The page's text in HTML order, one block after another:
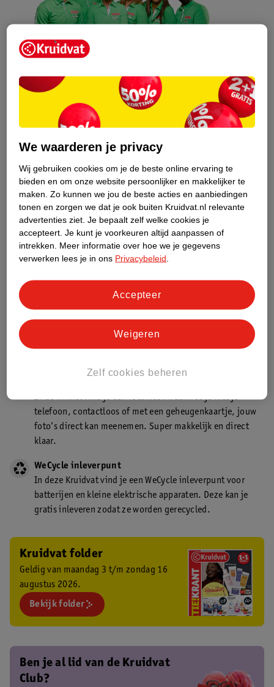
Kruidvat is een erkend specialist in
zelfzorg, ook online. Wat je
gezondheidsvraag ook is, stel hem aan
Stel je gezondheidsvraag
Ook in deze winkel
Kruidvat.nl ophaalpunt
Laat je bestelling snel en gemakkelijk bezorgen in de
Kruidvat is een gecertificeerd drogist. Dit betekent dat je
In de winkel vind je een fotokiosk waarmee je met je
telefoon, contactloos of met een geheugenkaartje, jouw
foto’s direct kan meenemen. Super makkelijk en direct
klaar.
WeCycle inleverpunt
In deze Kruidvat vind je een WeCycle inleverpunt voor
batterijen en kleine elektrische apparaten. Deze kan je
gratis inleveren zodat ze worden gerecycled.
Kruidvat folder
Geldig van maandag 3 t/m zondag 16
augustus 2026.
Bekijk folder
Ben je al lid van de Kruidvat
Club?
We waarderen je privacy
Wij gebruiken cookies om je de beste online ervaring te
bieden en om onze website persoonlijker en makkelijker te
maken. Zo kunnen we jou de beste acties en aanbiedingen
tonen en zorgen we dat je ook buiten Kruidvat.nl relevante
advertenties ziet. Je bepaalt zelf welke cookies je
accepteert. Je kunt je voorkeuren altijd aanpassen of
intrekken.
Meer informatie over hoe we je gegevens
verwerken lees je in ons Privacybeleid
Zelf cookies beheren
Weigeren
Accepteer